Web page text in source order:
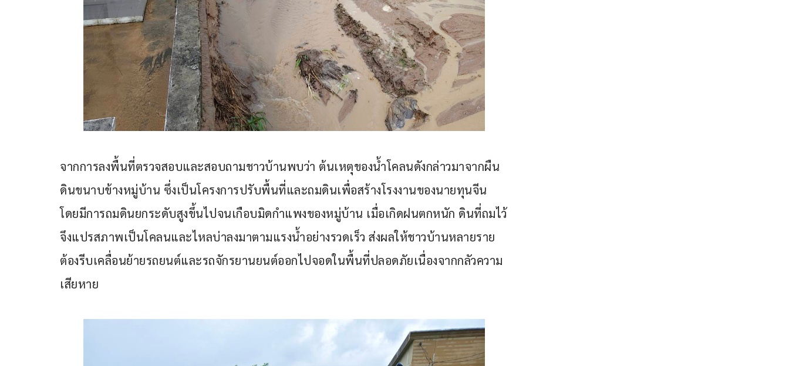
จากการลงพื้นที่ตรวจสอบและสอบถามชาวบ้านพบว่า ต้นเหตุของน้ำโคลนดังกล่าวมาจากผืน
ดินขนาบข้างหมู่บ้าน ซึ่งเป็นโครงการปรับพื้นที่และถมดินเพื่อสร้างโรงงานของนายทุนจีน
โดยมีการถมดินยกระดับสูงขึ้นไปจนเกือบมิดกำแพงของหมู่บ้าน เมื่อเกิดฝนตกหนัก ดินที่ถมไว้
จึงแปรสภาพเป็นโคลนและไหลบ่าลงมาตามแรงน้ำอย่างรวดเร็ว ส่งผลให้ชาวบ้านหลายราย
ต้องรีบเคลื่อนย้ายรถยนต์และรถจักรยานยนต์ออกไปจอดในพื้นที่ปลอดภัยเนื่องจากกลัวความ
เสียหาย